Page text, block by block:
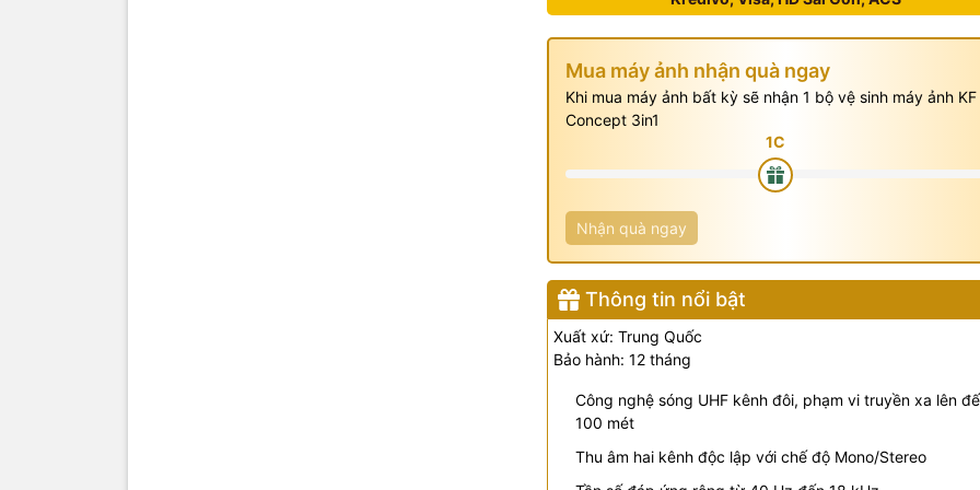
Mua máy ảnh nhận quà ngay
Khi mua máy ảnh bất kỳ sẽ nhận 1 bộ vệ sinh máy ảnh KF
Concept 3in1
Nhận quà ngay
Thông tin nổi bật
Xuất xứ: Trung Quốc
Bảo hành: 12 tháng
Công nghệ sóng UHF kênh đôi, phạm vi truyền xa lên
100 mét
Thu âm hai kênh độc lập với chế độ Mono/Stereo